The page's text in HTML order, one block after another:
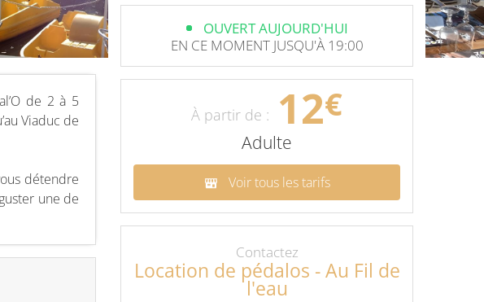
de 2 à 5
Viaduc de
détendre
une de
OUVERT AUJOURD'HUI
EN CE MOMENT JUSQU'À 19:00
À partir de : 12€
Adulte
Voir tous les tarifs
Contactez
Location de pédalos - Au Fil de
l'eau